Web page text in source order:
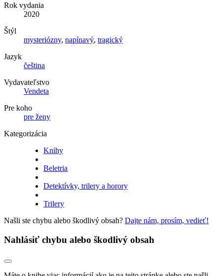
Rok vydania
2020
Štýl
mysteriózny, napínavý, tragický
Jazyk
čeština
Vydavateľstvo
Vendeta
Pre koho
pre ženy
Kategorizácia
Knihy
Beletria
Detektívky, trilery a horory
Trilery
Našli ste chybu alebo škodlivý obsah? Dajte nám, prosím, vedieť!
Nahlásiť chybu alebo škodlivý obsah